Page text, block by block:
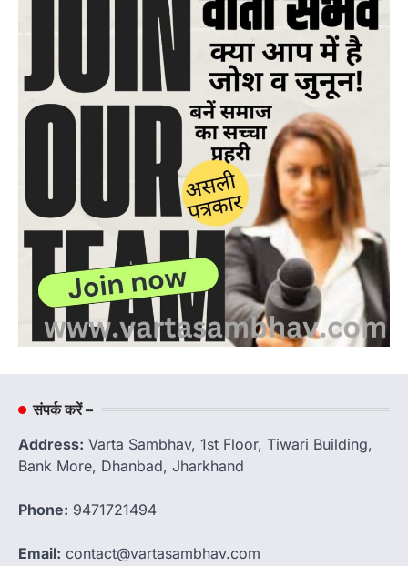
संपर्क करें –
Address: Varta Sambhav, 1st Floor, Tiwari Building,
Bank More, Dhanbad, Jharkhand
Phone: 9471721494
Email: contact@vartasambhav.com